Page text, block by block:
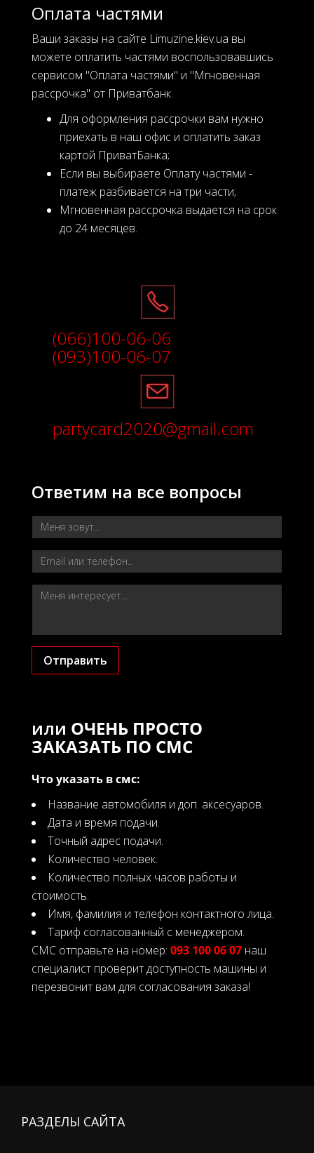
Оплата частями
Ваши заказы на сайте Limuzine.kiev.ua вы
можете оплатить частями воспользовавшись
сервисом "Оплата частями" и "Мгновенная
рассрочка" от Приватбанк.
Для оформления рассрочки вам нужно
приехать в наш офис и оплатить заказ
картой ПриватБанка;
Если вы выбираете Оплату частями -
платеж разбивается на три части;
Мгновенная рассрочка выдается на срок
до 24 месяцев.
(066)100-06-06
(093)100-06-07
partycard2020@gmail.com
Ответим на все вопросы
Отправить
или ОЧЕНЬ ПРОСТО
ЗАКАЗАТЬ ПО СМС
Что указать в смс:
Название автомобиля и доп. аксесуаров.
Дата и время подачи.
Точный адрес подачи.
Количество человек.
Количество полных часов работы и
стоимость.
Имя, фамилия и телефон контактного лица.
Тариф согласованный с менеджером.
СМС отправьте на номер: 093 100 06 07 наш
специалист проверит доступность машины и
перезвонит вам для согласования заказа!
РАЗДЕЛЫ САЙТА